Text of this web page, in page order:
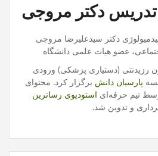
تدریس دکتر مروجی
دکتر سیدعلیرضا مروجی
عضو هیات علمی دانشگاه
رزیدنتی (دستیاری پزشکی) ورودی
پارسیان دانش برگزار کرد. محتوای
تیم حرفه‌ای
استودیوی رساترین
و تدوین شد.